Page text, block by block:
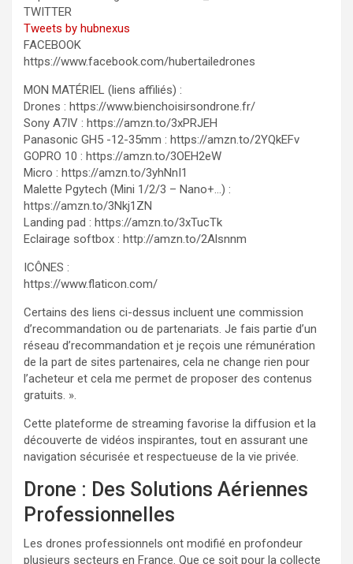
TWITTER
Tweets by hubnexus
FACEBOOK
https://www.facebook.com/hubertailedrones
MON MATÉRIEL (liens affiliés) :
Drones : https://www.bienchoisirsondrone.fr/
Sony A7IV : https://amzn.to/3xPRJEH
Panasonic GH5 -12-35mm : https://amzn.to/2YQkEFv
GOPRO 10 : https://amzn.to/3OEH2eW
Micro : https://amzn.to/3yhNnI1
Malette Pgytech (Mini 1/2/3 – Nano+…) :
https://amzn.to/3Nkj1ZN
Landing pad : https://amzn.to/3xTucTk
Eclairage softbox : http://amzn.to/2Alsnnm
ICÔNES :
https://www.flaticon.com/
Certains des liens ci-dessus incluent une commission
d’recommandation ou de partenariats. Je fais partie d’un
réseau d’recommandation et je reçois une rémunération
de la part de sites partenaires, cela ne change rien pour
l’acheteur et cela me permet de proposer des contenus
gratuits. ».
Cette plateforme de streaming favorise la diffusion et la
découverte de vidéos inspirantes, tout en assurant une
navigation sécurisée et respectueuse de la vie privée.
Drone : Des Solutions Aériennes
Professionnelles
Les drones professionnels ont modifié en profondeur
plusieurs secteurs en France. Que ce soit pour la collecte